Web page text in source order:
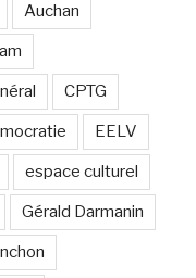
Auchan
CPTG
EELV
espace culturel
Gérald Darmanin